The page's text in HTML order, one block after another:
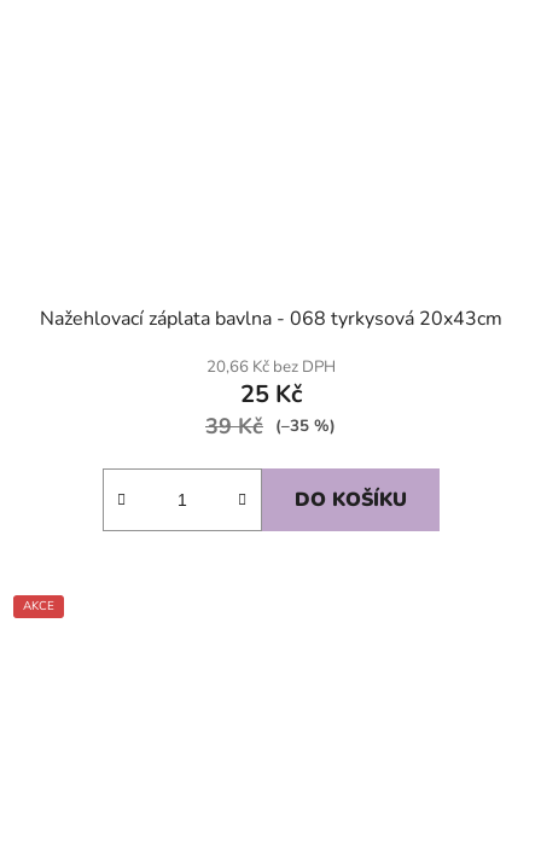
Nažehlovací záplata bavlna - 068 tyrkysová 20x43cm
20,66 Kč bez DPH
25 Kč
39 Kč (–35 %)
DO KOŠÍKU
AKCE